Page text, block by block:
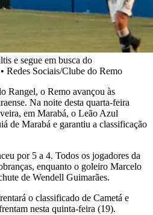
e segue em busca do
• Redes Sociais/Clube do Remo
Rangel, o Remo avançou às
Na noite desta quarta-feira
em Marabá, o Leão Azul
de Marabá e garantiu a classificação
por 5 a 4. Todos os jogadores da
enquanto o goleiro Marcelo
de Wendell Guimarães.
o classificado de Cametá e
nesta quinta-feira (19).